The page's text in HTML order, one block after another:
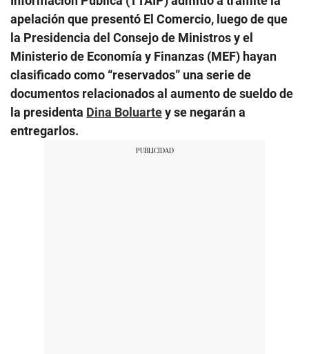
apelación que presentó El Comercio, luego de que
la Presidencia del Consejo de Ministros y el
Ministerio de Economía y Finanzas (MEF) hayan
clasificado como “reservados” una serie de
documentos relacionados al aumento de sueldo de
la presidenta Dina Boluartey se negarán a
entregarlos.